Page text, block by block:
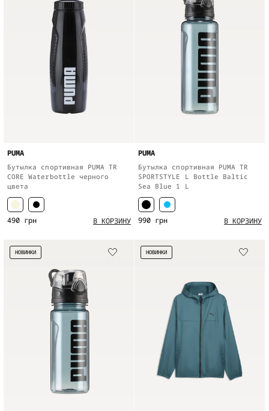
PUMA
Бутылка спортивная PUMA TR
CORE Waterbottle черного
цвета
490 грн В КОРЗИНУ
PUMA
Бутылка спортивная PUMA TR
SPORTSTYLE L Bottle Baltic
Sea Blue 1 L
990 грн В КОРЗИНУ
НОВИНКИ НОВИНКИ